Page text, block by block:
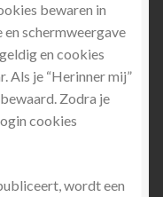
bewaren in
schermweergave
en cookies
Als je “Herinner mij”
Zodra je
cookies
wordt een